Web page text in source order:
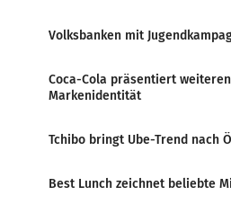
Volksbanken mit
Coca-Cola präsentiert
Markenidentität
Tchibo bringt Ube-Trend nach
Best Lunch zeichnet beliebte